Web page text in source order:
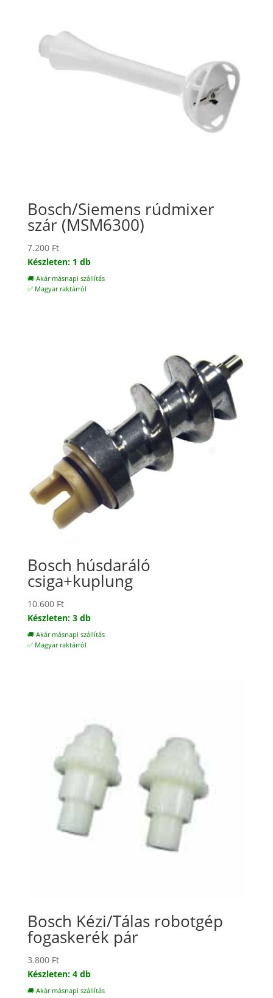
Bosch/Siemens rúdmixer
szár (MSM6300)
7.200 Ft
Készleten: 1 db
🚚 Akár másnapi szállítás
✅ Magyar raktárról
Bosch húsdaráló
csiga+kuplung
10.600 Ft
Készleten: 3 db
🚚 Akár másnapi szállítás
✅ Magyar raktárról
Bosch Kézi/Tálas robotgép
fogaskerék pár
3.800 Ft
Készleten: 4 db
🚚 Akár másnapi szállítás